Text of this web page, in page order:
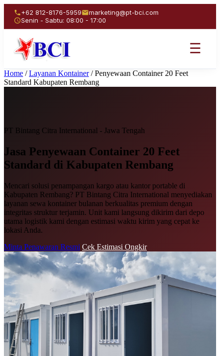
+62 812-8176-5959
marketing@pt-bci.com
Senin - Sabtu: 08:00 - 17:00
☰
Home / Layanan Kontainer / Penyewaan Container 20 Feet
Standard Kabupaten Rembang
PT Bintang Citra International - Jawa Tengah
Jasa Penyewaan Container 20 Feet
Standard di Kabupaten Rembang
Mencari solusi penampangan kargo atau kantor portable di
Kabupaten Rembang? PT Bintang Citra International menyediakan
layanan sewa kontainer bulanan berkualitas premium dengan
integritas struktur terjamin. Unit kami langsung dikirim dari depo
utama logistik kami dengan estimasi waktu kirim yang cepat ke
lokasi Anda.
Minta Penawaran Resmi Cek Estimasi Ongkir